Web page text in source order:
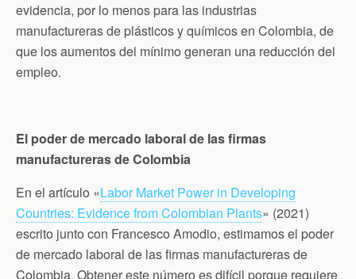
evidencia, por lo menos para las industrias
manufactureras de plásticos y químicos en Colombia, de
que los aumentos del mínimo generan una reducción del
empleo.
El poder de mercado laboral de las firmas
manufactureras de Colombia
En el artículo «Labor Market Power in Developing
Countries: Evidence from Colombian Plants» (2021)
escrito junto con Francesco Amodio, estimamos el poder
de mercado laboral de las firmas manufactureras de
Colombia. Obtener este número es difícil porque requiere